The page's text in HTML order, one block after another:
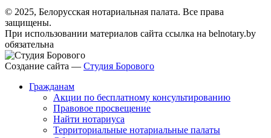
© 2025, Белорусская нотариальная палата. Все права
защищены.
При использовании материалов сайта ссылка на belnotary.by
обязательна
Создание сайта — Студия Борового
Гражданам
Акции по бесплатному консультированию
Правовое просвещение
Найти нотариуса
Территориальные нотариальные палаты